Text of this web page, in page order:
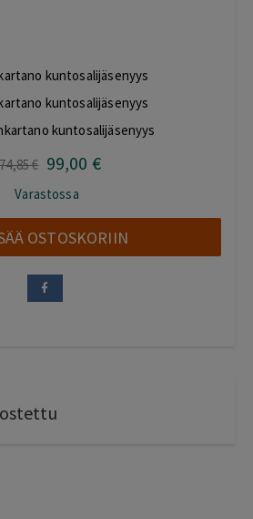
kuntosalijäsenyys
kuntosalijäsenyys
kuntosalijäsenyys
,85€ Alkuperäinen
oli:
174,85 €.
99,00 €Nykyinen
99,00 €.
Varastossa
OSTOSKORIIN
ostettu